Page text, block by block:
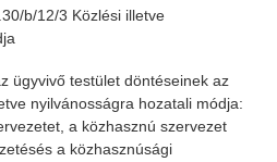
b/12/3 Közlési illetve
ügyvivő testület döntéseinek az
nyilvánosságra hozatali módja:
a közhasznú szervezet
a közhasznúsági